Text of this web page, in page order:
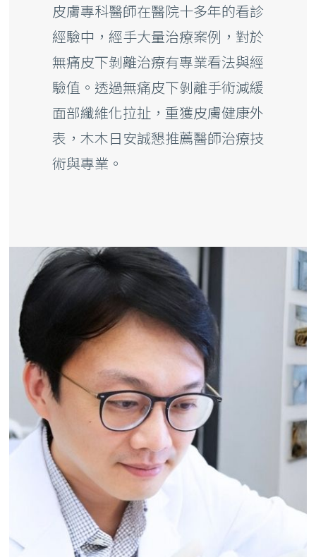
皮膚專科醫師在醫院十多年的看診
經驗中，經手大量治療案例，對於
無痛皮下剝離治療有專業看法與經
驗值。透過無痛皮下剝離手術減緩
面部纖維化拉扯，重獲皮膚健康外
表，木木日安誠懇推薦醫師治療技
術與專業。